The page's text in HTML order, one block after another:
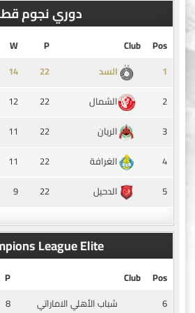
دوري نجوم
Pos
Club
P
W
1
السد ‏22
14
2
الشمال 22
12
3
الريان 22
11
4
الغرافة 22
11
5
الدحيل 22
9
League Elite
Pos
Club
P
6
شباب الأهلي الاماراتي 8